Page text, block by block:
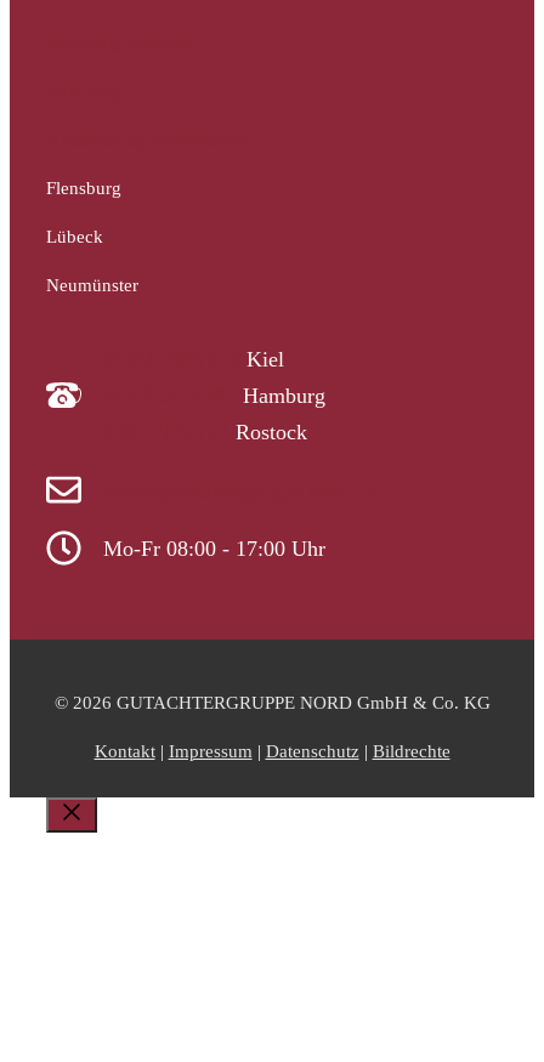
Flensburg
Lübeck
Neumünster
Kiel
Hamburg
Rostock
Mo-Fr 08:00 - 17:00 Uhr
© 2026 GUTACHTERGRUPPE NORD GmbH & Co. KG
Kontakt| Impressum | Datenschutz| Bildrechte
Schließen